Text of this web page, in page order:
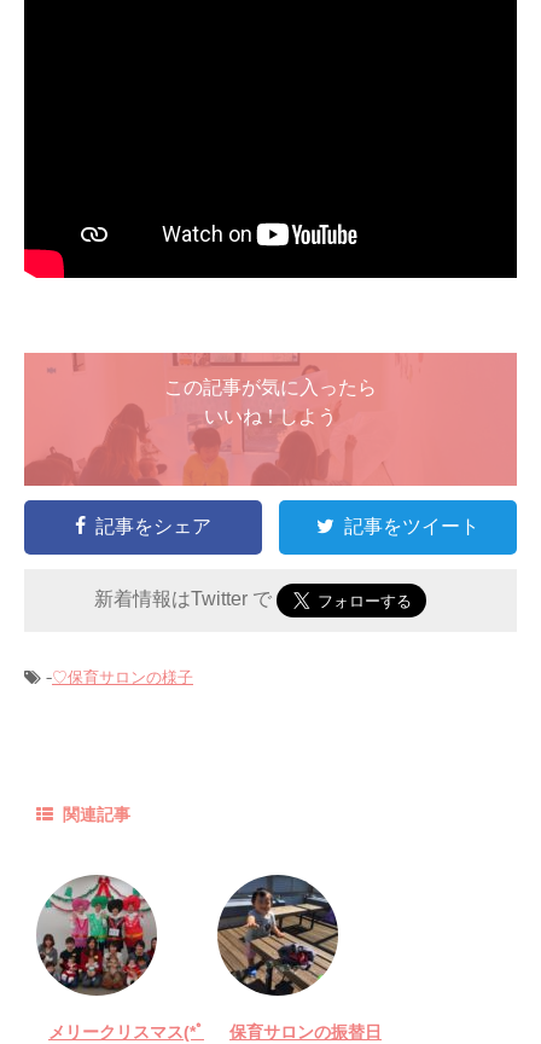
この記事が気に入ったら
いいね ! しよう
記事をシェア 記事をツイート
新着情報はTwitter で
-♡保育サロンの様子
関連記事
メリークリスマス(*ﾟ
保育サロンの振替日